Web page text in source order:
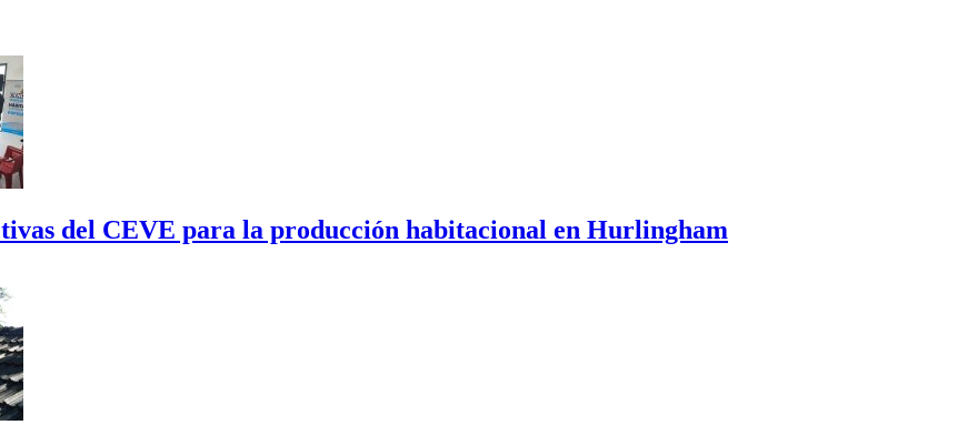
del CEVE para la producción habitacional en Hurlingham